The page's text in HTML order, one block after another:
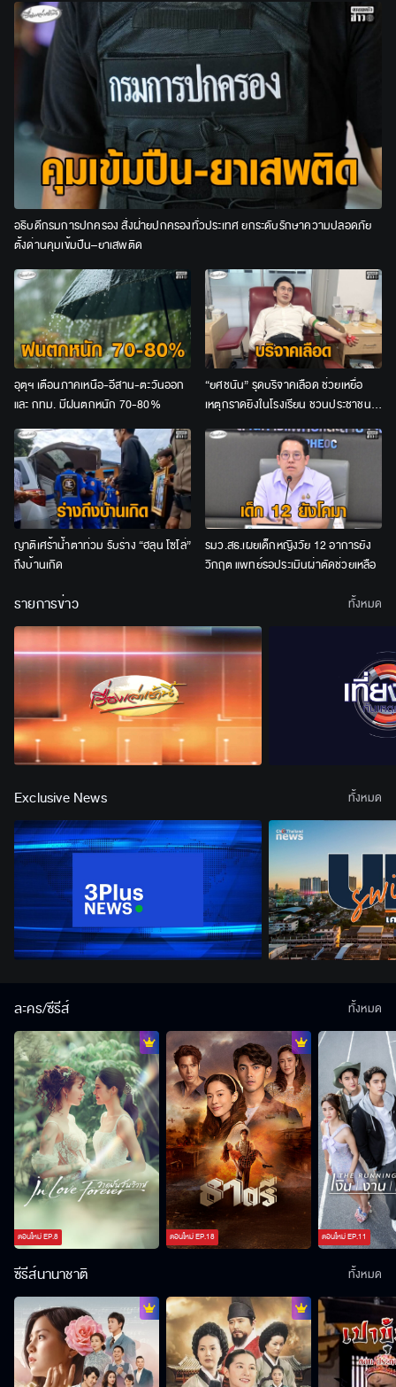
อธิบดีกรมการปกครอง สั่งฝ่ายปกครองทั่วประเทศ ยกระดับรักษาความปลอดภัย
ตั้งด่านคุมเข้มปืน–ยาเสพติด
อุตุฯ เตือนภาคเหนือ-อีสาน-ตะวันออก
และ กทม. มีฝนตกหนัก 70-80%
“ยศชนัน” รุดบริจาคเลือด ช่วยเหยื่อ
เหตุกราดยิงในโรงเรียน ชวนประชาชน
ร่วมต่อลมหายใจผู้บาดเจ็บ
ญาติเศร้าน้ำตาท่วม รับร่าง “ฮลุน โซโล่”
ถึงบ้านเกิด
รมว.สธ.เผยเด็กหญิงวัย 12 อาการยัง
วิกฤต แพทย์รอประเมินผ่าตัดช่วยเหลือ
รายการข่าว ทั้งหมด
Exclusive News ทั้งหมด
ละคร/ซีรีส์
ตอนใหม่EP.8 ตอนใหม่EP.18 ตอนใหม่EP.11
ทั้งหมด
ซีรีส์นานาชาติ ทั้งหมด